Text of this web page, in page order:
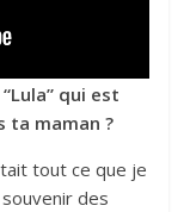
qui est
ta maman ?
tout ce que je
des